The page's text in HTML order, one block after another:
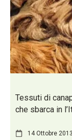
Tessuti di
che sbarca in
14 Ottobre 2013